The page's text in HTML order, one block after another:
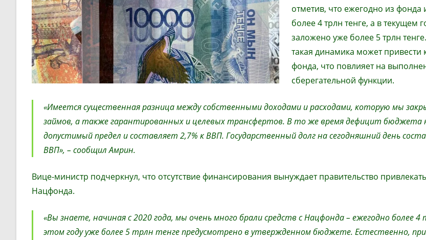
отметив, что ежегодно из фонда
более 4 трлн тенге, а в текущем
заложено уже более 5 трлн
такая динамика может
фонда, что повлияет на
сберегательной функции.
«Имеется существенная разница между собственными доходами и расходами, которую мы
займов, а также гарантированных и целевых трансфертов. В то же время дефицит бюджета
допустимый предел и составляет 2,7% к ВВП. Государственный долг на сегодняшний день
ВВП», – сообщил Амрин.
Вице-министр подчеркнул, что отсутствие финансирования вынуждает правительство
Нацфонда.
«Вы знаете, начиная с 2020 года, мы очень много брали средств с Нацфонда – ежегодно более
этом году уже более 5 трлн тенге предусмотрено в утвержденном бюджете. Естественно,